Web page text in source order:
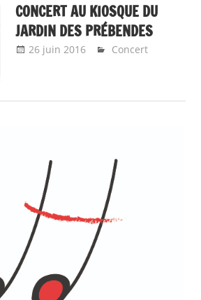
CONCERT AU KIOSQUE DU
JARDIN DES PRÉBENDES
26 juin 2016 Emeline Design
Concert